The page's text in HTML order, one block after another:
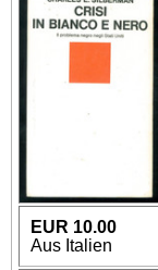
EUR 10.00
Aus Italien